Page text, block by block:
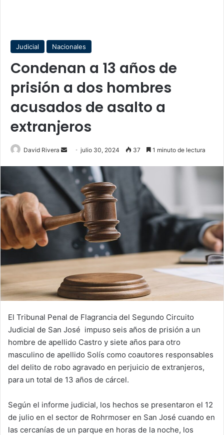
Judicial Nacionales
Condenan a 13 años de
prisión a dos hombres
acusados de asalto a
extranjeros
David Rivera
Send
email
julio 30, 2024 37 1 minuto de lectura
El Tribunal Penal de Flagrancia del Segundo Circuito
Judicial de San José impuso seis años de prisión a un
hombre de apellido Castro y siete años para otro
masculino de apellido Solís como coautores responsables
del delito de robo agravado en perjuicio de extranjeros,
para un total de 13 años de cárcel.
Según el informe judicial, los hechos se presentaron el 12
de julio en el sector de Rohrmoser en San José cuando en
las cercanías de un parque en horas de la noche, los